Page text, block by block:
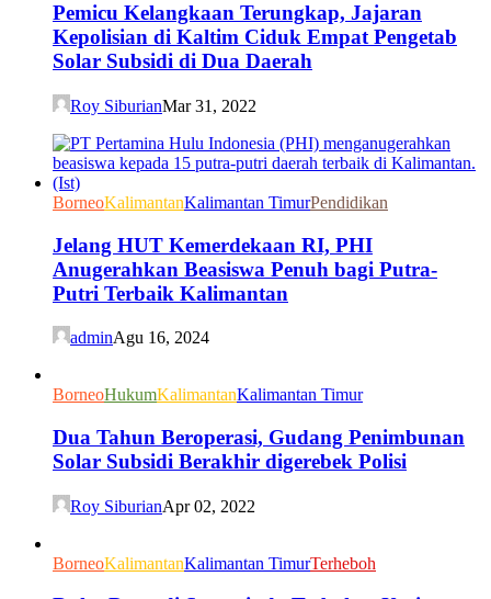
Pemicu Kelangkaan Terungkap, Jajaran
Kepolisian di Kaltim Ciduk Empat Pengetab
Solar Subsidi di Dua Daerah
Roy SiburianMar 31, 2022
BorneoKalimantanKalimantan TimurPendidikan
Jelang HUT Kemerdekaan RI, PHI
Anugerahkan Beasiswa Penuh bagi Putra-
Putri Terbaik Kalimantan
adminAgu 16, 2024
BorneoHukumKalimantanKalimantan Timur
Dua Tahun Beroperasi, Gudang Penimbunan
Solar Subsidi Berakhir digerebek Polisi
Roy SiburianApr 02, 2022
BorneoKalimantanKalimantan TimurTerheboh